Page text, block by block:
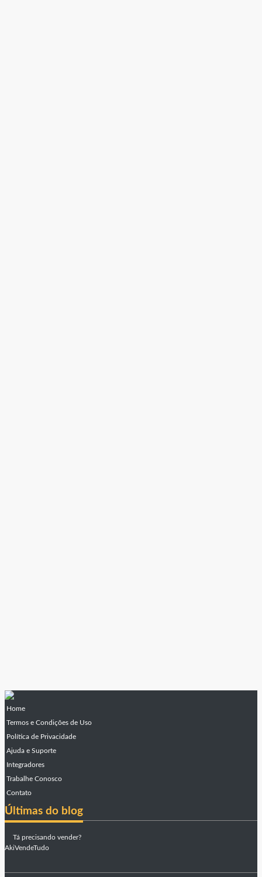
Home
Termos e Condições de Uso
Política de Privacidade
Ajuda e Suporte
Integradores
Trabalhe Conosco
Contato
Últimas do blog
Tá precisando vender?
AkiVendeTudo